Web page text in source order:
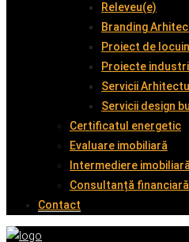
Releveu(e)
Branding
Proiect de
Proiecte
Servicii
Servicii design
Certificatul energetic
Evaluare imobiliară
Intermediere imobiliară
Consultanță financiară
Contact